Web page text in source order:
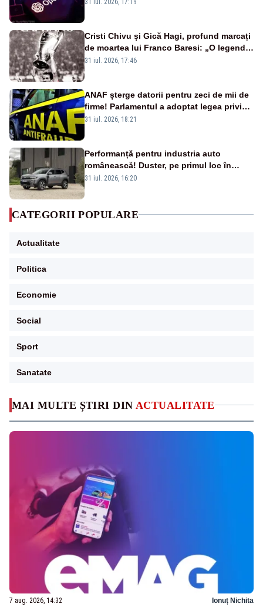
MAI MULTE ȘTIRI DIN ACTUALITATE
7 aug. 2026, 14:32 Ionuț Nichita
Cristi Chivu și Gică Hagi, profund marcați
de moartea lui Franco Baresi: „O legendă
a fotbalului mondial”
31 iul. 2026, 17:46
ANAF șterge datorii pentru zeci de mii de
firme! Parlamentul a adoptat legea privind
amnistia fiscală
31 iul. 2026, 18:21
Performanță pentru industria auto
românească! Duster, pe primul loc în
topul vânzărilor din Ucraina
31 iul. 2026, 16:20
CATEGORII POPULARE
Actualitate
Politica
Economie
Social
Sport
Sanatate